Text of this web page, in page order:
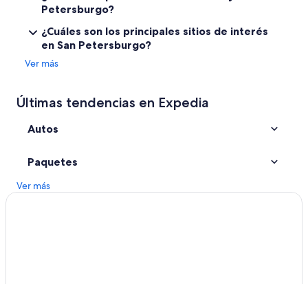
Petersburgo?
¿Cuáles son los principales sitios de interés
en San Petersburgo?
Ver más
Últimas tendencias en Expedia
Autos
Paquetes
Ver más